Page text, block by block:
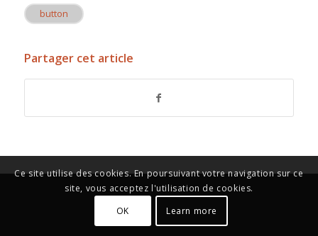
button
Partager cet article
Ce site utilise des cookies. En poursuivant votre navigation sur ce
site, vous acceptez l'utilisation de cookies.
OK
Learn more